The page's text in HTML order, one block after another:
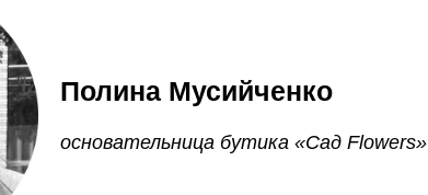
Полина Мусийченко
основательница бутика «Сад Flowers»